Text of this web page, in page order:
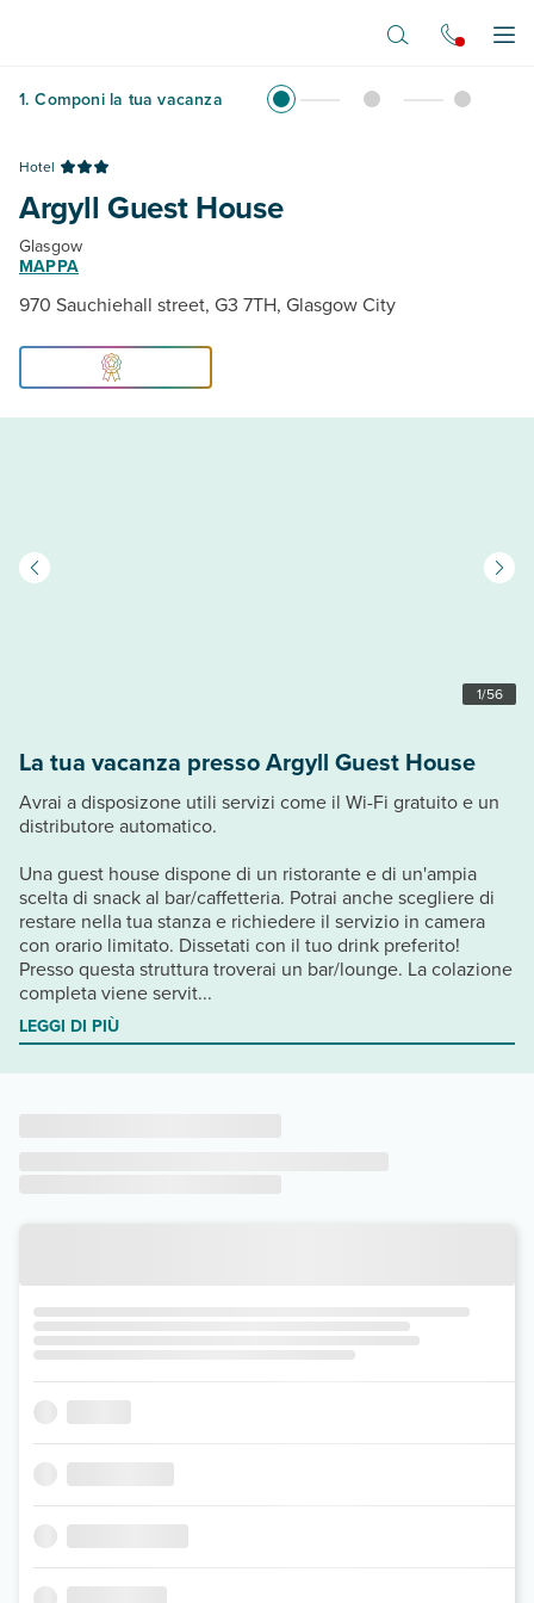
1. Componi la tua vacanza
Hotel
Argyll Guest House
Glasgow
MAPPA
970 Sauchiehall street, G3 7TH, Glasgow City
1/56
La tua vacanza presso Argyll Guest House
Avrai a disposizone utili servizi come il Wi-Fi gratuito e un
distributore automatico.
Una guest house dispone di un ristorante e di un'ampia
scelta di snack al bar/caffetteria. Potrai anche scegliere di
restare nella tua stanza e richiedere il servizio in camera
con orario limitato. Dissetati con il tuo drink preferito!
Presso questa struttura troverai un bar/lounge. La colazione
completa viene servit...
LEGGI DI PIÙ